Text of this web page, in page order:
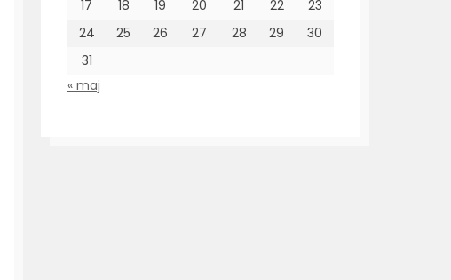
17
18 19 20 21 22
23
24
25 26 27 28 29
30
31
« maj